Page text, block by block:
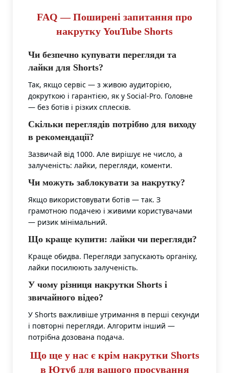
FAQ — Поширені запитання про
накрутку YouTube Shorts
Чи безпечно купувати перегляди та
лайки для Shorts?
Так, якщо сервіс — з живою аудиторією,
докруткою і гарантією, як у Social-Pro. Головне
— без ботів і різких сплесків.
Скільки переглядів потрібно для виходу
в рекомендації?
Зазвичай від 1000. Але вирішує не число, а
залученість: лайки, перегляди, коменти.
Чи можуть заблокувати за накрутку?
Якщо використовувати ботів — так. З
грамотною подачею і живими користувачами
— ризик мінімальний.
Що краще купити: лайки чи перегляди?
Краще обидва. Перегляди запускають органіку,
лайки посилюють залученість.
У чому різниця накрутки Shorts і
звичайного відео?
У Shorts важливіше утримання в перші секунди
і повторні перегляди. Алгоритм інший —
потрібна дозована подача.
Що ще у нас є крім накрутки Shorts
в Ютуб для вашого просування